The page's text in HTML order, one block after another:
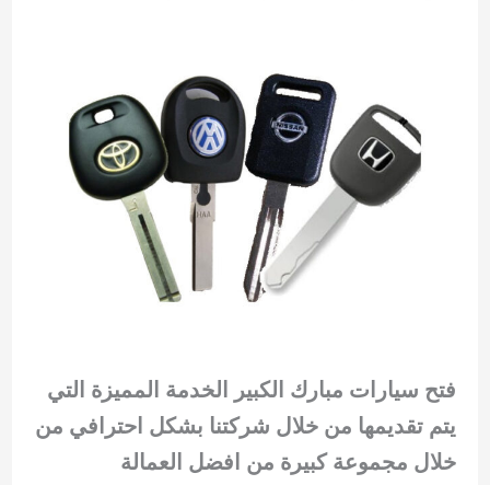
فتح سيارات مبارك الكبير الخدمة المميزة التي
يتم تقديمها من خلال شركتنا بشكل احترافي من
خلال مجموعة كبيرة من افضل العمالة